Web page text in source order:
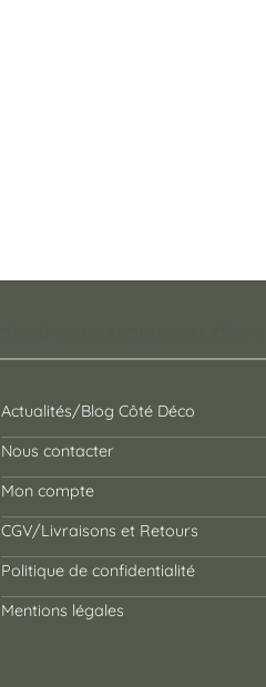
Actualités/Blog Côté Déco
Nous contacter
Mon compte
CGV/Livraisons et Retours
Politique de confidentialité
Mentions légales